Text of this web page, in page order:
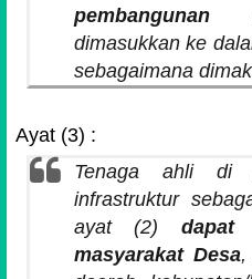
pembangunan
dimasukkan ke
sebagaimana
Ayat (3) :
Tenaga ahli di
infrastruktur
ayat (2) dapat
masyarakat Desa,